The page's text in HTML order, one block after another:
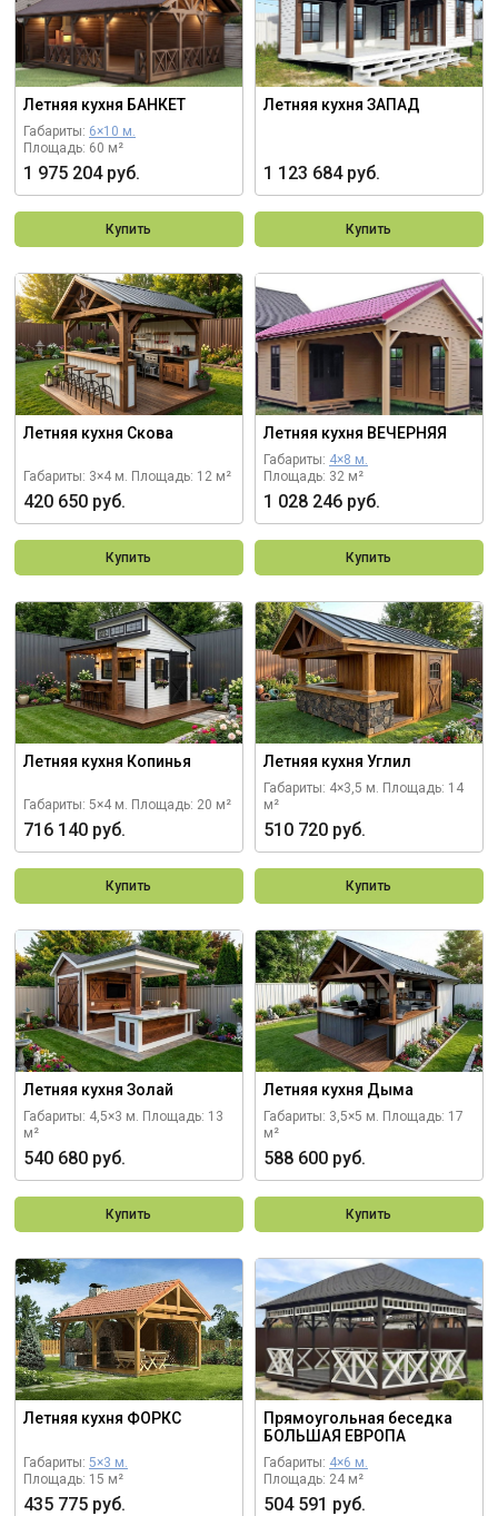
Летняя кухня БАНКЕТ
Габариты: 6×10 м.
Площадь: 60 м²
1 975 204 руб.
Купить
Летняя кухня ЗАПАД
1 123 684 руб.
Купить
Летняя кухня Скова
Габариты: 3×4 м. Площадь: 12 м²
420 650 руб.
Купить
Летняя кухня ВЕЧЕРНЯЯ
Габариты: 4×8 м.
Площадь: 32 м²
1 028 246 руб.
Купить
Летняя кухня Копинья
Габариты: 5×4 м. Площадь: 20 м²
716 140 руб.
Купить
Летняя кухня Углил
Габариты: 4×3,5 м. Площадь: 14
м²
510 720 руб.
Купить
Летняя кухня Золай
Габариты: 4,5×3 м. Площадь: 13
м²
540 680 руб.
Купить
Летняя кухня Дыма
Габариты: 3,5×5 м. Площадь: 17
м²
588 600 руб.
Купить
Летняя кухня ФОРКС
Габариты: 5×3 м.
Площадь: 15 м²
435 775 руб.
Прямоугольная беседка
БОЛЬШАЯ ЕВРОПА
Габариты: 4×6 м.
Площадь: 24 м²
504 591 руб.